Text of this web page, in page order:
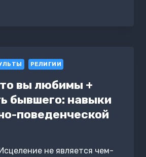
РЕЛИГИИ
вы любимы +
бывшего: навыки
поведенческой
не является чем-